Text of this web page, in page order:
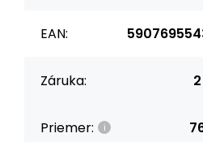
EAN:
Záruka:
Priemer: